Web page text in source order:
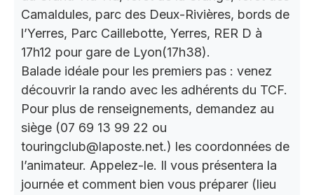
Camaldules, parc des Deux-Rivières, bords de
l’Yerres, Parc Caillebotte, Yerres, RER D à
17h12 pour gare de Lyon(17h38).
Balade idéale pour les premiers pas : venez
découvrir la rando avec les adhérents du TCF.
Pour plus de renseignements, demandez au
siège (07 69 13 99 22 ou
touringclub@laposte.net.) les coordonnées de
l’animateur. Appelez-le. Il vous présentera la
journée et comment bien vous préparer (lieu